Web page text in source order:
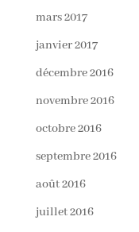
mars 2017
janvier 2017
décembre 2016
novembre 2016
octobre 2016
septembre 2016
août 2016
juillet 2016